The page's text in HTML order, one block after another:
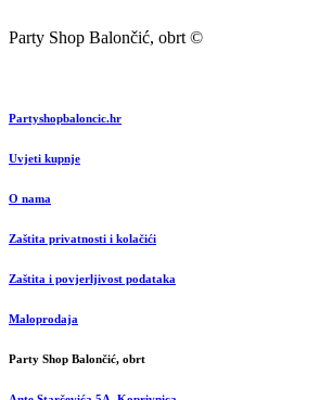
Party Shop Balončić, obrt ©
Partyshopbaloncic.hr
Uvjeti kupnje
O nama
Zaštita privatnosti i kolačići
Zaštita i povjerljivost podataka
Maloprodaja
Party Shop Balončić, obrt